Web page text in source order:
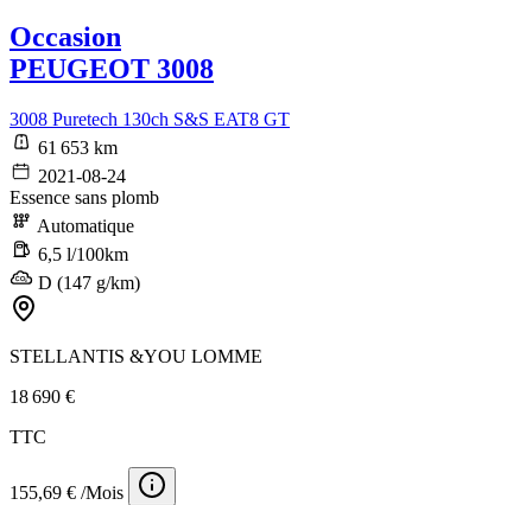
Occasion
PEUGEOT 3008
3008 Puretech 130ch S&S EAT8 GT
61 653 km
2021-08-24
Essence sans plomb
Automatique
6,5 l/100km
D (147 g/km)
STELLANTIS &YOU LOMME
18 690 €
TTC
155,69 € /Mois